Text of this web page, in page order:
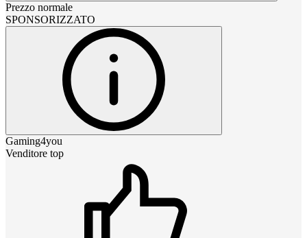
Prezzo normale
SPONSORIZZATO
Gaming4you
Venditore top